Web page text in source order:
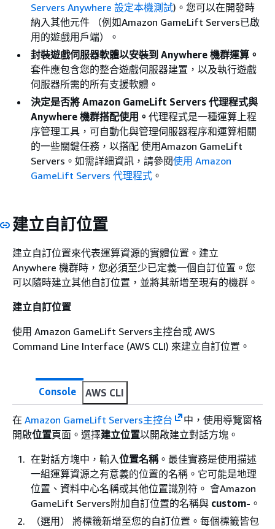
Servers Anywhere 設定本機測試)。您可以在開發時
納入其他元件 （例如Amazon GameLift Servers已啟
用的遊戲用戶端）。
封裝遊戲伺服器軟體以安裝到 Anywhere 機群運算。
套件應包含您的整合遊戲伺服器建置，以及執行遊戲
伺服器所需的所有支援軟體。
決定是否將 Amazon GameLift Servers 代理程式與
Anywhere 機群搭配使用。 代理程式是一種運算上程
序管理工具，可自動化與管理伺服器程序和運算相關
的一些關鍵任務，以搭配 使用Amazon GameLift
Servers。如需詳細資訊，請參閱使用 Amazon
GameLift Servers 代理程式 。
建立自訂位置
建立自訂位置來代表運算資源的實體位置。建立
Anywhere 機群時，您必須至少已定義一個自訂位置。您
可以隨時建立其他自訂位置，並將其新增至現有的機群。
建立自訂位置
使用 Amazon GameLift Servers主控台或 AWS
Command Line Interface (AWS CLI) 來建立自訂位置。
Console AWS CLI
在 Amazon GameLift Servers主控台
中，使用導覽窗格
開啟位置頁面。選擇建立位置以開啟建立對話方塊。
在對話方塊中，輸入位置名稱。最佳實務是使用描述
一組運算資源之有意義的位置的名稱。它可能是地理
位置、資料中心名稱或其他位置識別符。 會Amazon
GameLift Servers附加自訂位置的名稱與 custom- 。
（選用） 將標籤新增至您的自訂位置。每個標籤皆包